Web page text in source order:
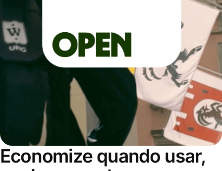
Economize quando usar,